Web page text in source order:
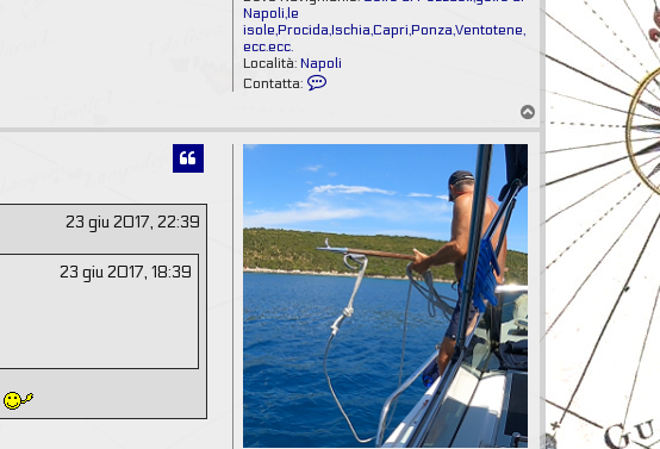
Napoli,le
isole,Procida,Ischia,Capri,Ponza,Ventotene,
ecc.ecc.
Località: Napoli
Contatta:
t
a
t
a
K
r
a
k
e
n
o
23 giu 2017, 22:39
23 giu 2017, 18:39